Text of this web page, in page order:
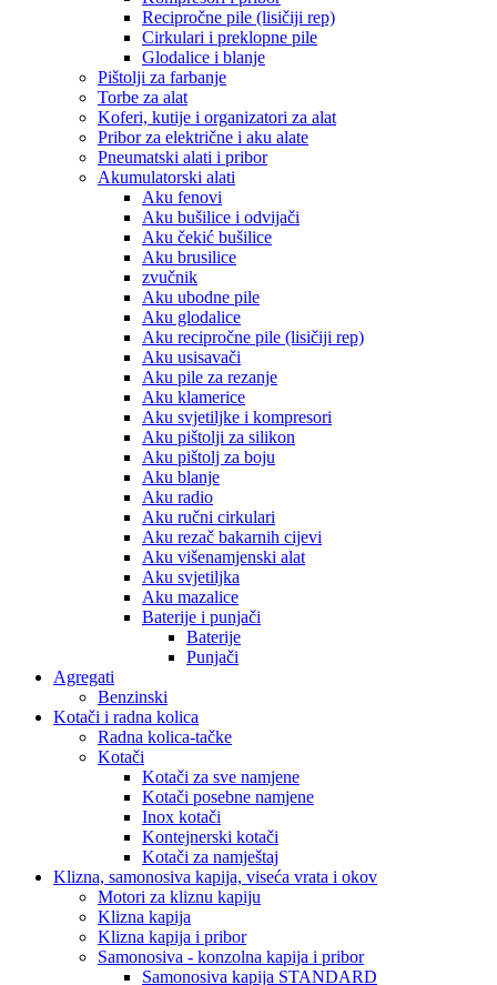
Recipročne pile (lisičiji rep)
Cirkulari i preklopne pile
Glodalice i blanje
Pištolji za farbanje
Torbe za alat
Koferi, kutije i organizatori za alat
Pribor za električne i aku alate
Pneumatski alati i pribor
Akumulatorski alati
Aku fenovi
Aku bušilice i odvijači
Aku čekić bušilice
Aku brusilice
zvučnik
Aku ubodne pile
Aku glodalice
Aku recipročne pile (lisičiji rep)
Aku usisavači
Aku pile za rezanje
Aku klamerice
Aku svjetiljke i kompresori
Aku pištolji za silikon
Aku pištolj za boju
Aku blanje
Aku radio
Aku ručni cirkulari
Aku rezač bakarnih cijevi
Aku višenamjenski alat
Aku svjetiljka
Aku mazalice
Baterije i punjači
Baterije
Punjači
Agregati
Benzinski
Kotači i radna kolica
Radna kolica-tačke
Kotači
Kotači za sve namjene
Kotači posebne namjene
Inox kotači
Kontejnerski kotači
Kotači za namještaj
Klizna, samonosiva kapija, viseća vrata i okov
Motori za kliznu kapiju
Klizna kapija
Klizna kapija i pribor
Samonosiva - konzolna kapija i pribor
Samonosiva kapija STANDARD